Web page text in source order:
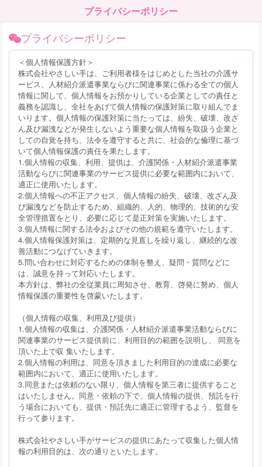
プライバシーポリシー
プライバシーポリシー
＜個人情報保護方針＞
株式会社やさしい手は、ご利用者様をはじめとした当社の介護サ
ービス、人材紹介派遣事業ならびに関連事業に係わる全ての個人
情報に関して、個人情報をお預かりしている企業としての責任と
義務を認識し、全社をあげて個人情報の保護対策に取り組んでま
いります。個人情報の保護対策に当たっては、紛失、破壊、改ざ
ん及び漏洩などが発生しないよう重要な個人情報を取扱う企業と
しての自覚を持ち、法令を遵守すると共に、社会的な倫理に基づ
いて個人情報保護の責任を果たします。
1.個人情報の収集、利用、提供は、介護関係・人材紹介派遣事業
活動ならびに関連事業のサービス提供に必要な範囲内において、
適正に使用いたします。
2.個人情報への不正アクセス、個人情報の紛失、破壊、改ざん及
び漏洩などを防止するため、組織的、人的、物理的、技術的な安
全管理措置をとり、必要に応じて是正対策を実施いたします。
3.個人情報に関する法令およびその他の規範を遵守いたします。
4.個人情報保護対策は、定期的な見直しを繰り返し、継続的な改
善活動につなげていきます。
5.問い合わせに対応するための体制を整え、疑問・質問などに
は、誠意を持って対応いたします。
本方針は、弊社の全従業員に周知させ、教育、啓発に努め、個人
情報保護の重要性を啓蒙いたします。
（個人情報の収集、利用及び提供）
1.個人情報の収集は、介護関係・人材紹介派遣事業活動ならびに
関連事業のサービス提供前に、利用目的の範囲を説明し、 同意を
頂いた上で収 集いたします。
2.個人情報の利用は、同意を頂きました利用目的の達成に必要な
範囲内において、適正に使用いたします。
3.同意または依頼のない限り、個人情報を第三者に提供すること
はいたしません。同意・依頼の下で、個人情報の提供、預託を行
う場合においても、提供・預託先に適正に管理するよう、監督を
行って参ります。
株式会社やさしい手がサービスの提供にあたって収集した個人情
報の利用目的は、次の通りといたします。